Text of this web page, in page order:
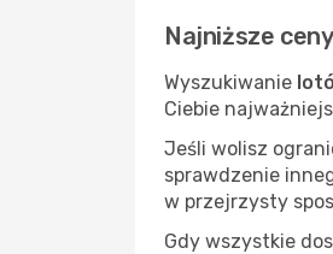
Najniższe
Wyszukiwanie
Ciebie
Jeśli wolisz
sprawdzenie
w przejrzysty
Gdy wszystkie